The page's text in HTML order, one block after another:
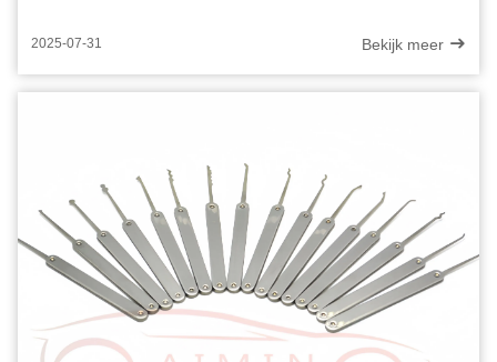
2025-07-31 Bekijk meer